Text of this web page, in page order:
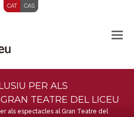
CAT CAS
PER ALS
TEATRE DEL LICEU
als espectacles al Gran Teatre del